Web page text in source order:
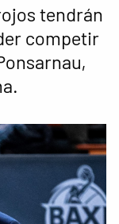
tendrán
competir